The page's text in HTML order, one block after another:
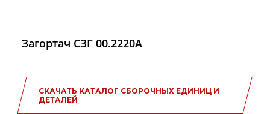
Загортач СЗГ 00.2220А
СКАЧАТЬ КАТАЛОГ СБОРОЧНЫХ ЕДИНИЦ И
ДЕТАЛЕЙ